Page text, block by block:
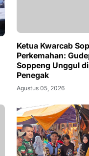
Ketua Kwarcab
Perkemahan:
Soppeng Unggul
Penegak
Agustus 05, 2026